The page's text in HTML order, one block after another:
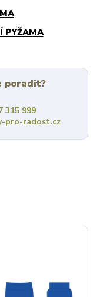
PYŽAMA
poradit?
315 999
pro-radost.cz